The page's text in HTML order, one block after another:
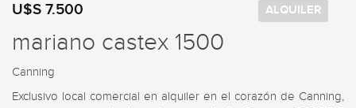
U$S 7.500 ALQUILER
mariano castex 1500
Canning
Exclusivo local comercial en alquiler en el corazón de Canning,